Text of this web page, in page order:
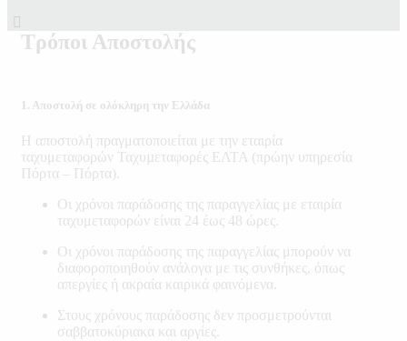
Τρόποι Αποστολής
1. Αποστολή σε ολόκληρη την Ελλάδα
Η αποστολή πραγματοποιείται με την εταιρία
ταχυμεταφορών Ταχυµεταφορές ΕΛΤΑ (πρώην υπηρεσία
Πόρτα – Πόρτα).
Οι χρόνοι παράδοσης της παραγγελίας με εταιρία
ταχυμεταφορών είναι 24 έως 48 ώρες.
Οι χρόνοι παράδοσης της παραγγελίας μπορούν να
διαφοροποιηθούν ανάλογα με τις συνθήκες, όπως
απεργίες ή ακραία καιρικά φαινόμενα.
Στους χρόνους παράδοσης δεν προσμετρούνται
σαββατοκύριακα και αργίες.